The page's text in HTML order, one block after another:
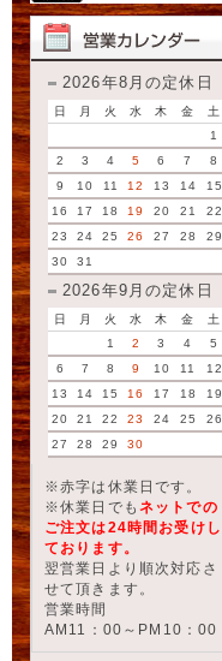
2026年8月の定休日
日 月 火 水 木 金
土
1
2
3 4 5 6 7
8
9
10 11 12 13 14
15
16
17 18 19 20 21
22
23
24 25 26 27 28
29
30
31
2026年9月の定休日
日 月 火 水 木 金
土
1
2 3 4
5
6
7 8 9 10 11
12
13
14 15 16 17 18
19
20
21 22 23 24 25
26
27
28 29 30
※赤字は休業日です。
※休業日でも ネットでの
ご注文は24時間お受けし
ております。
翌営業日より順次対応さ
せて頂きます。
営業時間
AM11：00～PM10：00